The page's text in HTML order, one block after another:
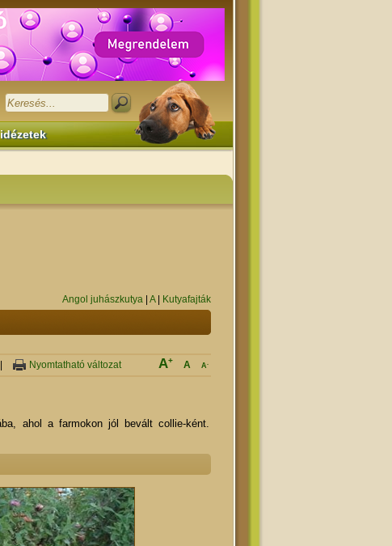
Angol juhászkutya A| Kutyafajták
Nyomtatható változat A+ A A-
ahol a farmokon jól bevált collie-ként.